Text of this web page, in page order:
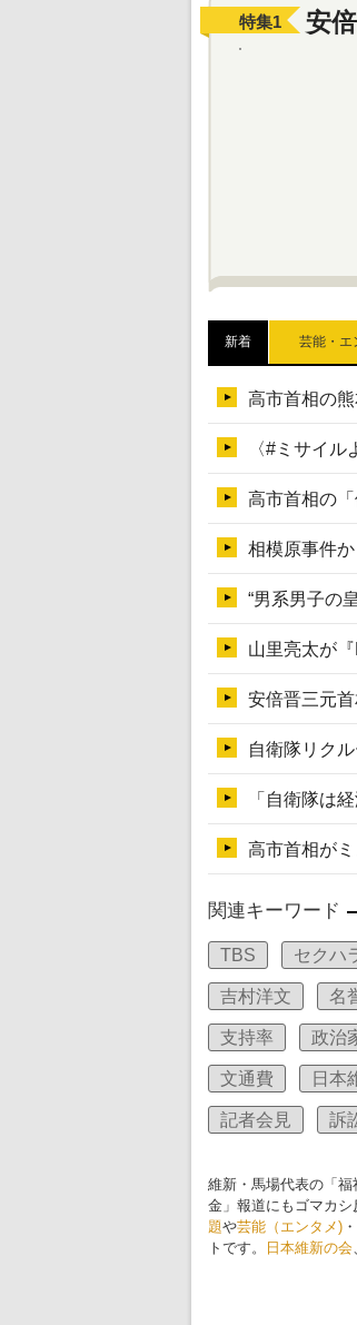
特集1 安
新着 芸能・エ
関連キーワード
TBS セクハ
吉村洋文 名
支持率 政治
文通費 日本
記者会見 訴
維新・馬場代表の「
金」報道にもゴマカシ
題や芸能（エンタメ) ・
トです。
日本維新の会